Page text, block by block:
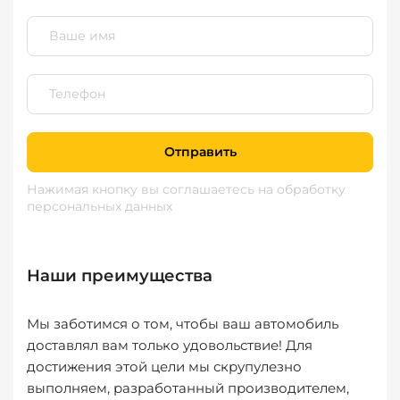
Отправить
Нажимая кнопку вы соглашаетесь на обработку
персональных данных
Наши преимущества
Мы заботимся о том, чтобы ваш автомобиль
доставлял вам только удовольствие! Для
достижения этой цели мы скрупулезно
выполняем, разработанный производителем,